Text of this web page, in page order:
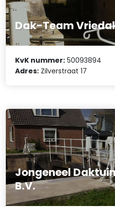
Dak-Team
KvK nummer: 50093894
Adres: Zilverstraat 17
Jongeneel
B.V.